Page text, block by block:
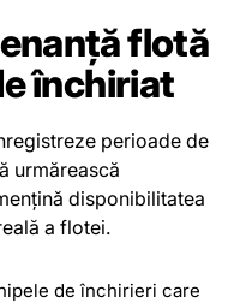
flotă
închiriat
perioade de
urmărească
disponibilitatea
a flotei.
de închirieri care